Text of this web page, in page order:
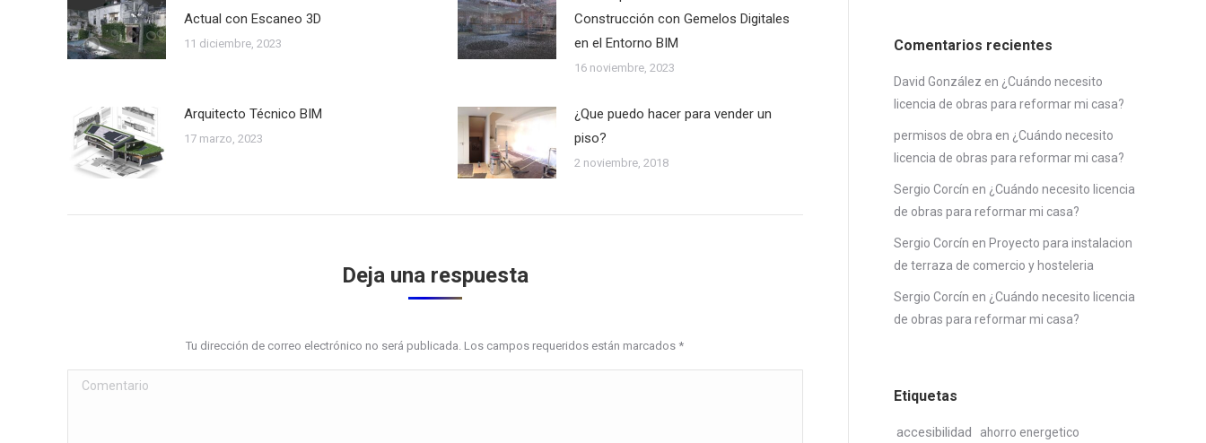
Actual con Escaneo 3D
11 diciembre, 2023
Construcción con Gemelos Digitales
en el Entorno BIM
16 noviembre, 2023
Arquitecto Técnico BIM
17 marzo, 2023
¿Que puedo hacer para vender un
piso?
2 noviembre, 2018
Deja una respuesta
Tu dirección de correo electrónico no será publicada. Los campos requeridos están marcados *
Comentario
Comentarios recientes
David González en ¿Cuándo necesito
licencia de obras para reformar mi casa?
permisos de obra en ¿Cuándo necesito
licencia de obras para reformar mi casa?
Sergio Corcín en ¿Cuándo necesito licencia
de obras para reformar mi casa?
Sergio Corcín en Proyecto para instalacion
de terraza de comercio y hosteleria
Sergio Corcín en ¿Cuándo necesito licencia
de obras para reformar mi casa?
Etiquetas
accesibilidad ahorro energetico